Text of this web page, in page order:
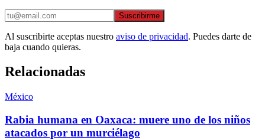
Suscribirme
Al suscribirte aceptas nuestro aviso de privacidad. Puedes darte de
baja cuando quieras.
Relacionadas
México
Rabia humana en Oaxaca: muere uno de los niños
atacados por un murciélago